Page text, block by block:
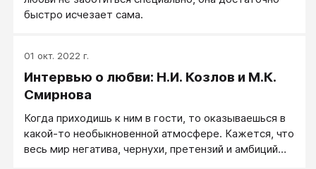
быстро исчезает сама.
01 окт. 2022 г.
Интервью о любви: Н.И. Козлов и М.К.
Смирнова
Когда приходишь к ним в гости, то оказываешься в
какой-то необыкновенной атмосфере. Кажется, что
весь мир негатива, чернухи, претензий и амбиций